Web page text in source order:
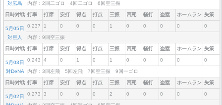
対広島
内容：2回二ゴロ 4回二ゴロ 6回空三振
日時対戦 打率 打席 安打 得点 打点 三振 四死 犠打 盗塁 ホームラン 失策
5月05日
対巨人
0.237 1 0 0 0 1 0 0 0 0 0
内容：9回空三振
日時対戦 打率 打席 安打 得点 打点 三振 四死 犠打 盗塁 ホームラン 失策
5月03日
対DeNA
0.243 4 0 1 0 1 0 0 0 0 0
内容：3回左飛 5回左飛 7回空三振 9回一ゴロ
日時対戦 打率 打席 安打 得点 打点 三振 四死 犠打 盗塁 ホームラン 失策
5月02日
0.273 3 0 0 0 2 0 0 0 0 0